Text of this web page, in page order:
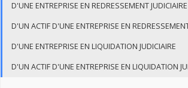
D'UNE ENTREPRISE EN REDRESSEMENT JUDICIAIRE
D'UN ACTIF D'UNE ENTREPRISE EN
D'UNE ENTREPRISE EN LIQUIDATION JUDICIAIRE
D'UN ACTIF D'UNE ENTREPRISE EN LIQUIDATION